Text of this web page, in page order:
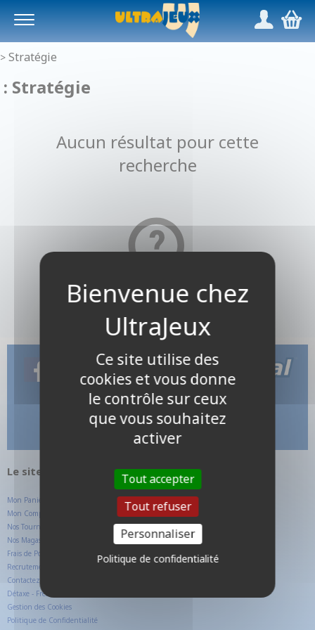
/,
> Stratégie
: Stratégie
Aucun résultat pour cette
recherche
Le site internet UltraJeux.com
Mon Panier
Mon Compte Client
Nos Tournois
Nos Magasins
Frais de Ports
Recrutement
Contactez-nous
Détaxe - Free TAX
Gestion des Cookies
Politique de Confidentialité
Ce site utilise des
cookies et vous donne
le contrôle sur ceux
que vous souhaitez
activer
Tout accepter
Tout refuser
Personnaliser
Politique de confidentialité